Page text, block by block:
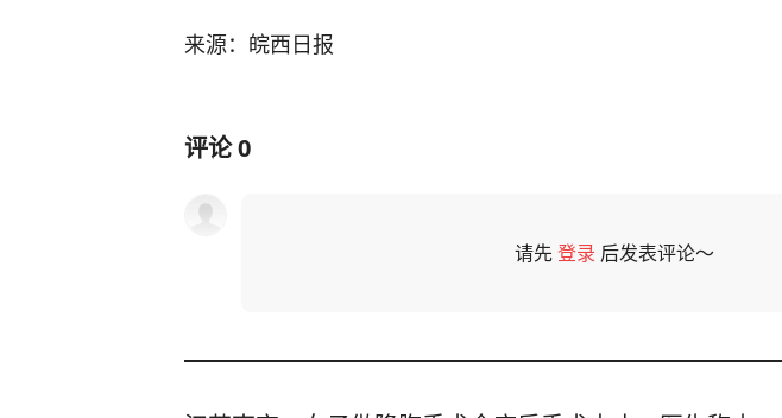
来源：皖西日报
评论0
请先登录 后发表评论～